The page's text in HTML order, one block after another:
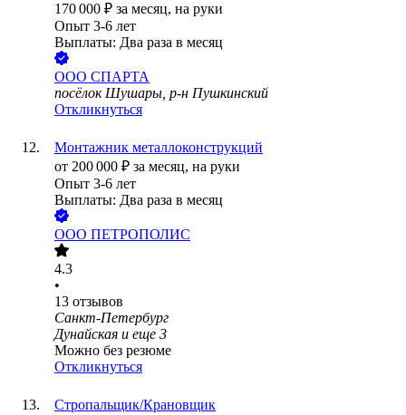
170 000 ₽ за месяц, на руки
Опыт 3-6 лет
Выплаты: Два раза в месяц
ООО СПАРТА
посёлок Шушары, р-н Пушкинский
Откликнуться
Монтажник металлоконструкций
от 200 000 ₽ за месяц, на руки
Опыт 3-6 лет
Выплаты: Два раза в месяц
ООО ПЕТРОПОЛИС
4.3
•
13 отзывов
Санкт-Петербург
Дунайская и еще 3
Можно без резюме
Откликнуться
Стропальщик/Крановщик